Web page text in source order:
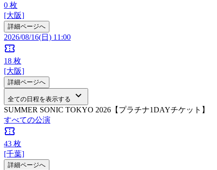
0 枚
[大阪]
詳細ページへ
2026/08/16(日) 11:00
confirmation_number
18 枚
[大阪]
詳細ページへ
全ての日程を表示する keyboard_arrow_down
SUMMER SONIC TOKYO 2026【プラチナ1DAYチケット】
すべての公演
confirmation_number
43 枚
[千葉]
詳細ページへ